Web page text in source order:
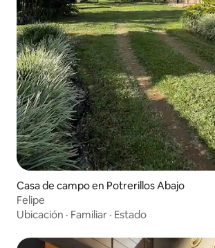
Casa de campo en Potrerillos Abajo
Felipe
Ubicación · Familiar · Estado